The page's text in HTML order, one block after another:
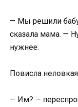
— Мы решили
сказала мама. —
нужнее.
Повисла
— Им? —